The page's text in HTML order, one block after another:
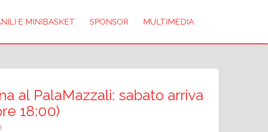
E MINIBASKET SPONSOR MULTIMEDIA
al PalaMazzali: sabato arriva
18:00)